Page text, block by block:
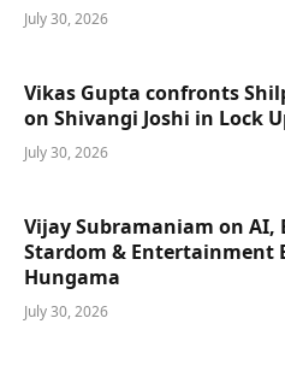
July 30, 2026
Vikas Gupta confronts
on Shivangi Joshi in Lock
July 30, 2026
Vijay Subramaniam on
Stardom & Entertainment
Hungama
July 30, 2026